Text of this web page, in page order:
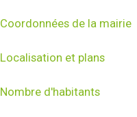
Coordonnées de la mairie
Localisation et plans
Nombre d'habitants